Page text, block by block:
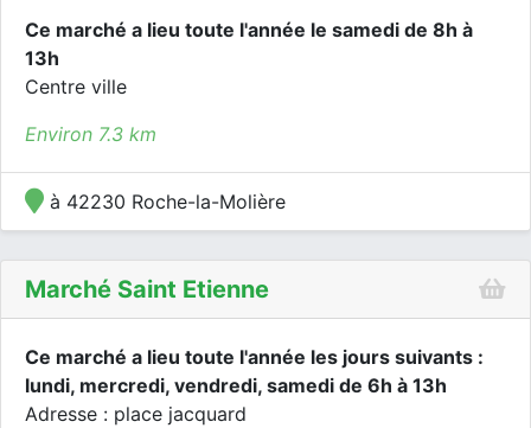
Ce marché a lieu toute l'année le samedi de 8h à
13h
Centre ville
Environ 7.3 km
à 42230 Roche-la-Molière
Marché Saint Etienne
Ce marché a lieu toute l'année les jours suivants :
lundi, mercredi, vendredi, samedi de 6h à 13h
Adresse : place jacquard